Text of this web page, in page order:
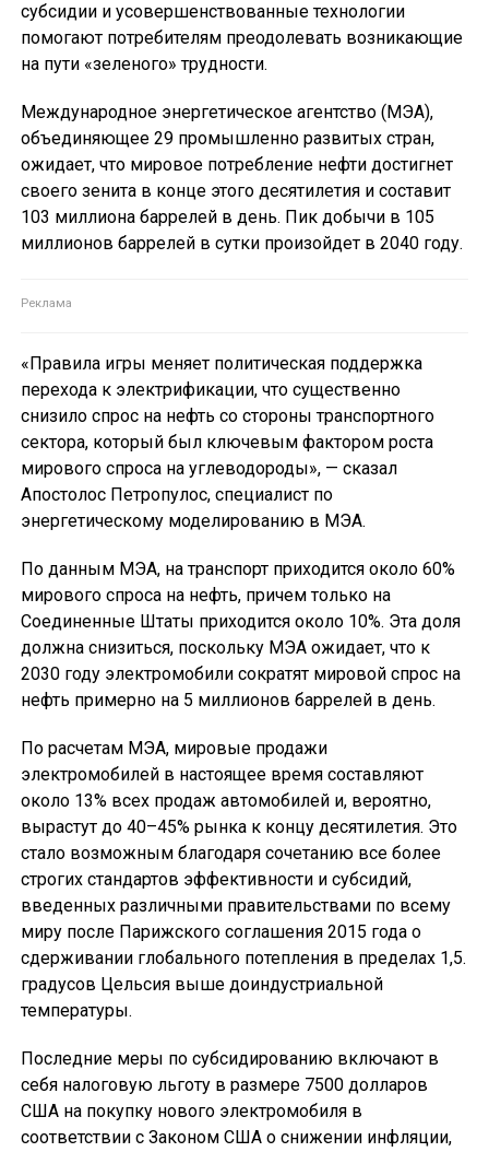
субсидии и усовершенствованные технологии
помогают потребителям преодолевать возникающие
на пути «зеленого» трудности.
Международное энергетическое агентство (МЭА),
объединяющее 29 промышленно развитых стран,
ожидает, что мировое потребление нефти достигнет
своего зенита в конце этого десятилетия и составит
103 миллиона баррелей в день. Пик добычи в 105
миллионов баррелей в сутки произойдет в 2040 году.
«Правила игры меняет политическая поддержка
перехода к электрификации, что существенно
снизило спрос на нефть со стороны транспортного
сектора, который был ключевым фактором роста
мирового спроса на углеводороды», — сказал
Апостолос Петропулос, специалист по
энергетическому моделированию в МЭА.
По данным МЭА, на транспорт приходится около 60%
мирового спроса на нефть, причем только на
Соединенные Штаты приходится около 10%. Эта доля
должна снизиться, поскольку МЭА ожидает, что к
2030 году электромобили сократят мировой спрос на
нефть примерно на 5 миллионов баррелей в день.
По расчетам МЭА, мировые продажи
электромобилей в настоящее время составляют
около 13% всех продаж автомобилей и, вероятно,
вырастут до 40–45% рынка к концу десятилетия. Это
стало возможным благодаря сочетанию все более
строгих стандартов эффективности и субсидий,
введенных различными правительствами по всему
миру после Парижского соглашения 2015 года о
сдерживании глобального потепления в пределах 1,5.
градусов Цельсия выше доиндустриальной
температуры.
Последние меры по субсидированию включают в
себя налоговую льготу в размере 7500 долларов
США на покупку нового электромобиля в
соответствии с Законом США о снижении инфляции,